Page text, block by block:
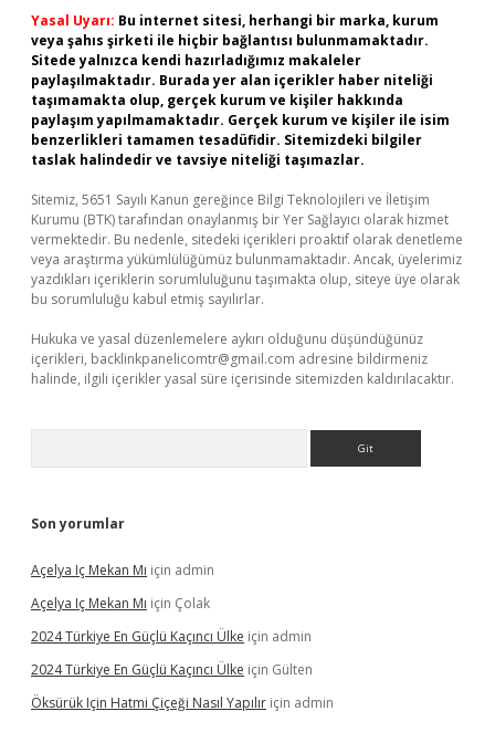
Yasal Uyarı: Bu internet sitesi, herhangi bir marka, kurum
veya şahıs şirketi ile hiçbir bağlantısı bulunmamaktadır.
Sitede yalnızca kendi hazırladığımız makaleler
paylaşılmaktadır. Burada yer alan içerikler haber niteliği
taşımamakta olup, gerçek kurum ve kişiler hakkında
paylaşım yapılmamaktadır. Gerçek kurum ve kişiler ile isim
benzerlikleri tamamen tesadüfidir. Sitemizdeki bilgiler
taslak halindedir ve tavsiye niteliği taşımazlar.
Sitemiz, 5651 Sayılı Kanun gereğince Bilgi Teknolojileri ve İletişim
Kurumu (BTK) tarafından onaylanmış bir Yer Sağlayıcı olarak hizmet
vermektedir. Bu nedenle, sitedeki içerikleri proaktif olarak denetleme
veya araştırma yükümlülüğümüz bulunmamaktadır. Ancak, üyelerimiz
yazdıkları içeriklerin sorumluluğunu taşımakta olup, siteye üye olarak
bu sorumluluğu kabul etmiş sayılırlar.
Hukuka ve yasal düzenlemelere aykırı olduğunu düşündüğünüz
içerikleri, backlinkpanelicomtr@gmail.com adresine bildirmeniz
halinde, ilgili içerikler yasal süre içerisinde sitemizden kaldırılacaktır.
Son yorumlar
Açelya Iç Mekan Mı için admin
Açelya Iç Mekan Mı için Çolak
2024 Türkiye En Güçlü Kaçıncı Ülke için admin
2024 Türkiye En Güçlü Kaçıncı Ülke için Gülten
Öksürük Için Hatmi Çiçeği Nasıl Yapılır için admin